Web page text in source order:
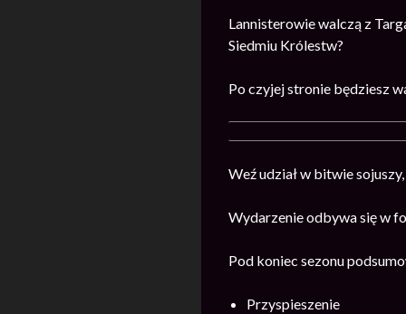
Lannisterowie walczą z
Siedmiu Królestw?
Po czyjej stronie będziesz
Weź udział w bitwie
Wydarzenie odbywa się w
Pod koniec sezonu
Przyspieszenie